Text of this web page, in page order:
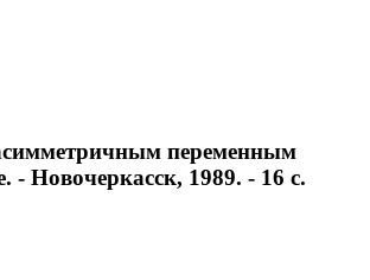
переменным
- Новочеркасск, 1989. - 16 с.